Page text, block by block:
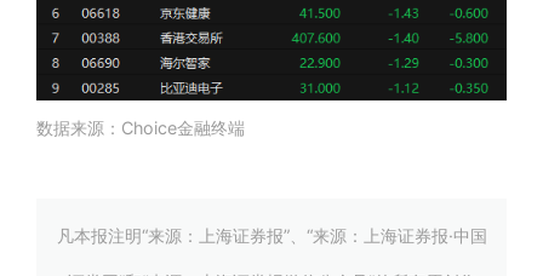
数据来源：Choice金融终端
凡本报注明“来源：上海证券报”、“来源：上海证券报·中国